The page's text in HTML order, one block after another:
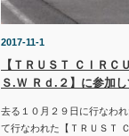
2017-11-1
【ＴＲＵＳＴ ＣＩＲＣ
Ｓ.Ｗ Ｒｄ.２】に参加し
去る１０月２９日に行なわ
て行なわれた【ＴＲＵＳＴ